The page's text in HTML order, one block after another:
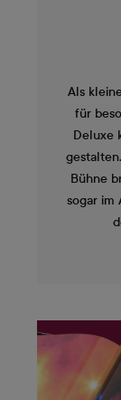
Als
für
Deluxe
Bühne
sogar im